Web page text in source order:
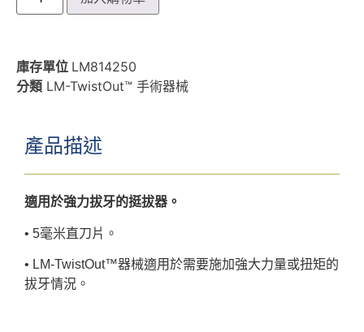
庫存單位 LM814250
分類 LM-TwistOut™ 手術器械
產品描述
適用於強力拔牙的挺拔器。
• 5毫米直刀片。
• LM-TwistOut™器械適用於需要施加強大力量或扭矩的
拔牙情況。